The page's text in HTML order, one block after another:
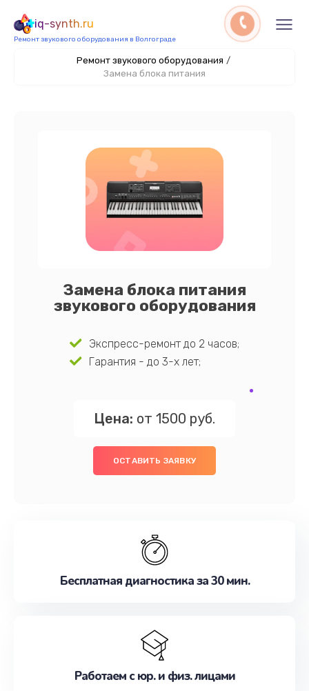
iq-synth.ru
Ремонт звукового оборудования в Волгограде
Ремонт звукового оборудования /
Замена блока питания
Замена блока питания
звукового оборудования
Экспресс-ремонт до 2 часов;
Гарантия - до 3-х лет;
Цена: от 1500 руб.
ОСТАВИТЬ ЗАЯВКУ
Бесплатная диагностика за 30 мин.
Работаем с юр. и физ. лицами